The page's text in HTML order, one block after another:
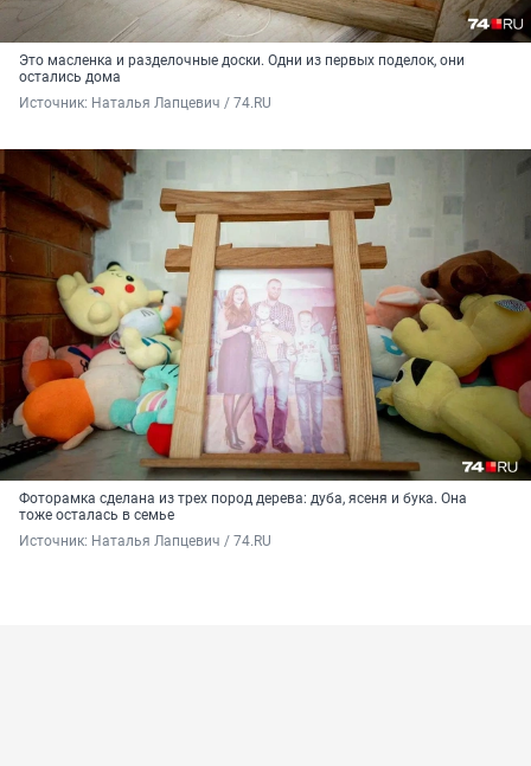
Это масленка и разделочные доски. Одни из первых поделок, они
остались дома
Источник: Наталья Лапцевич / 74.RU
Фоторамка сделана из трех пород дерева: дуба, ясеня и бука. Она
тоже осталась в семье
Источник: Наталья Лапцевич / 74.RU